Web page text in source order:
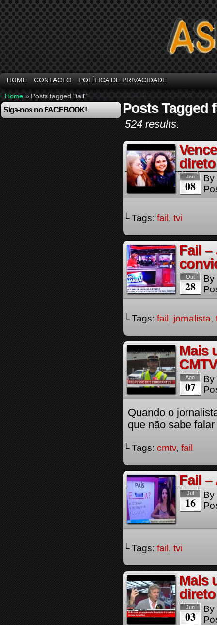
HOME CONTACTO POLÍTICA DE PRIVACIDADE
Home » Posts tagged "fail"
Siga-nos no FACEBOOK! Posts Tagged
524 results.
Jan
08
By
└ Tags: fail , tvi
Fail
Out
28
By
└ Tags: fail , jornalista,
Mais
CMTV
Ago
07
By
Quando o
que não sabe
└ Tags: cmtv, fail
Fail –
Jul
16
By
└ Tags: fail , tvi
Mais
Jun
03
By